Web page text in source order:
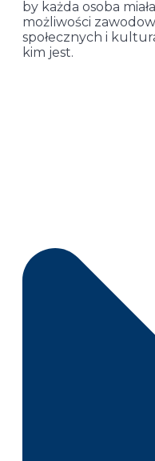
by każda osoba
możliwości
społecznych i
kim jest.